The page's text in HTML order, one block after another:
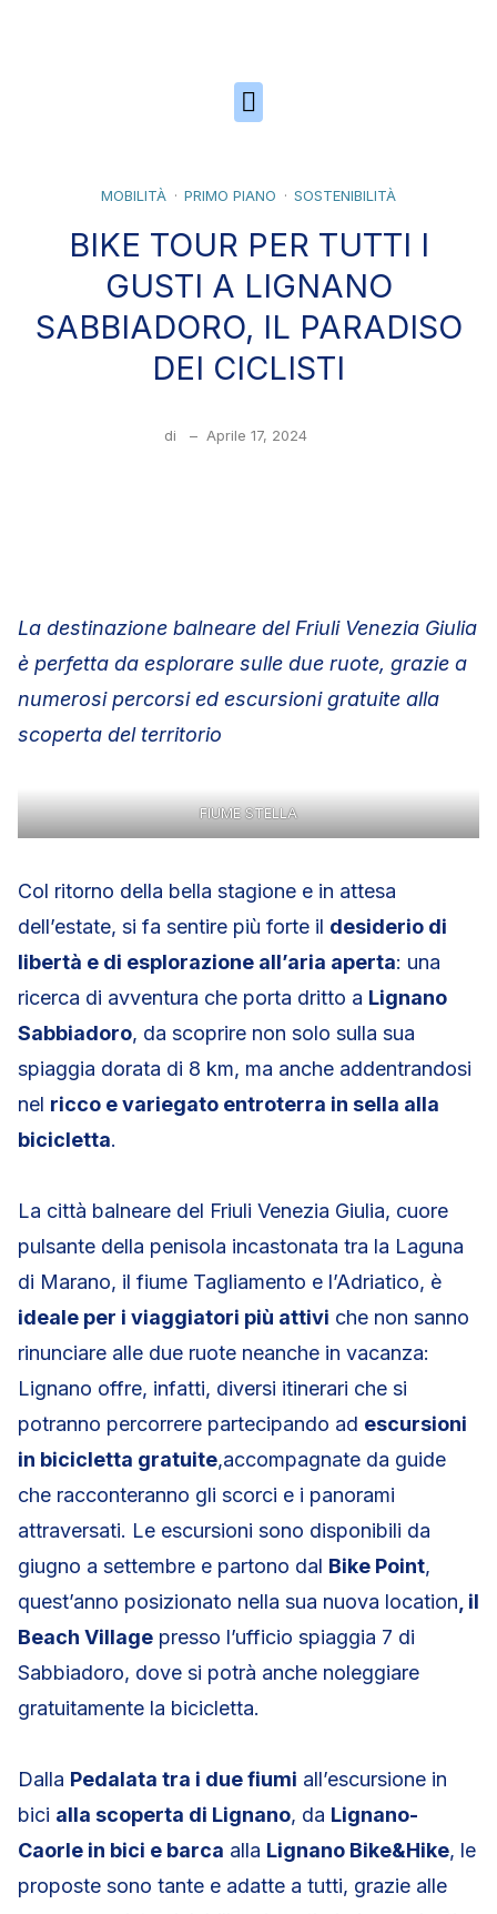
MOBILITÀ PRIMO PIANO SOSTENIBILITÀ
BIKE TOUR PER TUTTI I
GUSTI A LIGNANO
SABBIADORO, IL PARADISO
DEI CICLISTI
di – Aprile 17, 2024
La destinazione balneare del Friuli Venezia Giulia
è perfetta da esplorare sulle due ruote, grazie a
numerosi percorsi ed escursioni gratuite alla
scoperta del territorio
FIUME STELLA
Col ritorno della bella stagione e in attesa
dell’estate, si fa sentire più forte il desiderio di
libertà e di esplorazione all’aria aperta: una
ricerca di avventura che porta dritto a Lignano
Sabbiadoro, da scoprire non solo sulla sua
spiaggia dorata di 8 km, ma anche addentrandosi
nel ricco e variegato entroterra in sella alla
bicicletta.
La città balneare del Friuli Venezia Giulia, cuore
pulsante della penisola incastonata tra la Laguna
di Marano, il fiume Tagliamento e l’Adriatico, è
ideale per i viaggiatori più attivi che non sanno
rinunciare alle due ruote neanche in vacanza:
Lignano offre, infatti, diversi itinerari che si
potranno percorrere partecipando ad escursioni
in bicicletta gratuite,accompagnate da guide
che racconteranno gli scorci e i panorami
attraversati. Le escursioni sono disponibili da
giugno a settembre e partono dal Bike Point,
quest’anno posizionato nella sua nuova location , il
Beach Village presso l’ufficio spiaggia 7 di
Sabbiadoro, dove si potrà anche noleggiare
gratuitamente la bicicletta.
Dalla Pedalata tra i due fiumi all’escursione in
bici alla scoperta di Lignano, da Lignano-
Caorle in bici e barca alla Lignano Bike&Hike, le
proposte sono tante e adatte a tutti, grazie alle